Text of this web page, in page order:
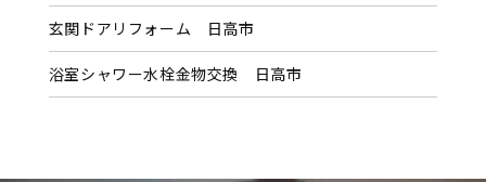
玄関ドアリフォーム 日高市
浴室シャワー水栓金物交換 日高市